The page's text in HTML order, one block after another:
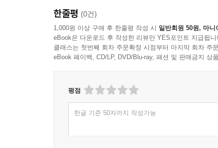
한줄평 (0건)
1,000원 이상 구매 후 한줄평 작성 시 일반회원 50원, 마니
eBook은 다운로드 후 작성한 리뷰만 YES포인트 지급됩니
클래스는 첫번째 회차 주문확정 시점부터 마지막 회차 주
eBook 페이백, CD/LP, DVD/Blu-ray, 패션 및 판매금지 상
평점
한글 기준 50자까지 작성가능